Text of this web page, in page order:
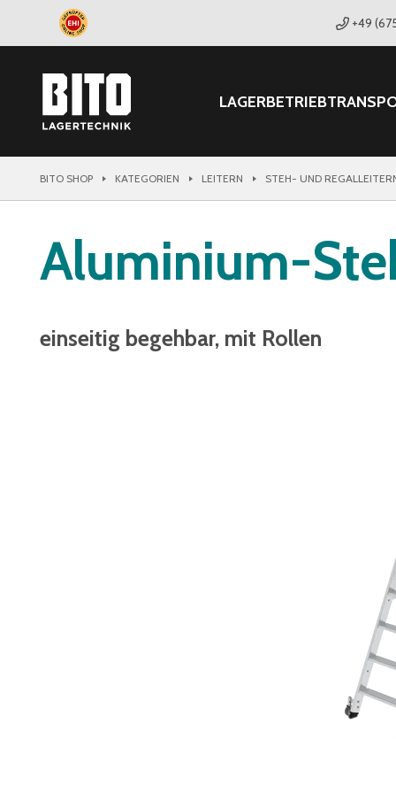
+49
LAGERBETRIEB
BITO SHOP KATEGORIEN LEITERN STEH- UND
Aluminium-
einseitig begehbar, mit Rollen